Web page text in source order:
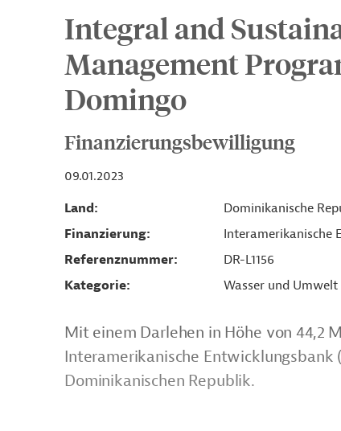
Integral and
Management
Domingo
Finanzierungsbewilligung
09.01.2023
Land
Dominikanische
Finanzierung
Interamerikanische
Referenznummer
DR-L1156
Kategorie
Wasser und Umwelt
Mit einem Darlehen in Höhe von 44,2
Interamerikanische
Dominikanischen Republik.